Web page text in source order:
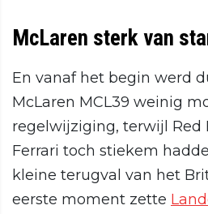
McLaren sterk van
En vanaf het begin werd
McLaren MCL39 weinig
regelwijziging, terwijl Red
Ferrari toch stiekem
kleine terugval van het
eerste moment zette